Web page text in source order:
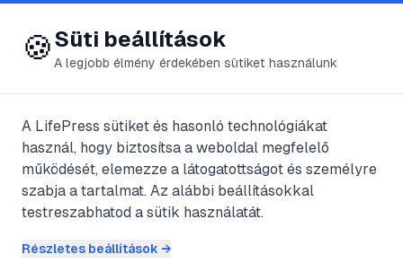
😍 LifePress
@staflos
2025. február 7. · 2perc olvasás
Hajdú-Bihar megye
&#8211;
🍪Süti beállítások
A legjobb élmény érdekében sütiket használunk
A LifePress sütiket és hasonló technológiákat
használ, hogy biztosítsa a weboldal megfelelő
működését, elemezze a látogatottságot és személyre
szabja a tartalmat. Az alábbi beállításokkal
testreszabhatod a sütik használatát.
Részletes beállítások →